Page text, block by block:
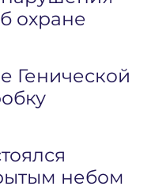
охране
Генической
небом